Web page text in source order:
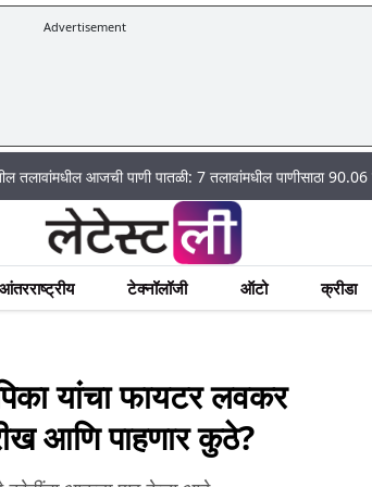
Advertisement
आजची पाणी पातळी: 7 तलावांमधील पाणीसाठा 90.06 टक्क्यांवर
आंतरराष्ट्रीय टेक्नॉलॉजी ऑटो क्रीडा
यांचा फायटर लवकर
आणि पाहणार कुठे?